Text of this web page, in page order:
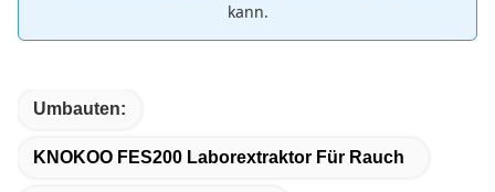
kann.
Umbauten:
KNOKOO FES200 Laborextraktor Für Rauch